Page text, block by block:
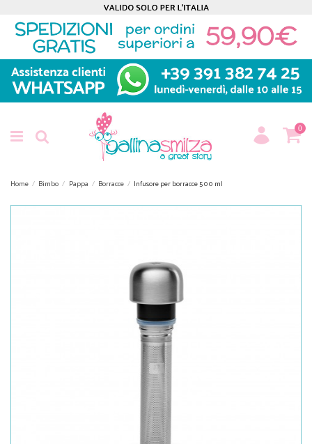
0
Home Bimbo Pappa Borracce Infusore per borracce 500 ml